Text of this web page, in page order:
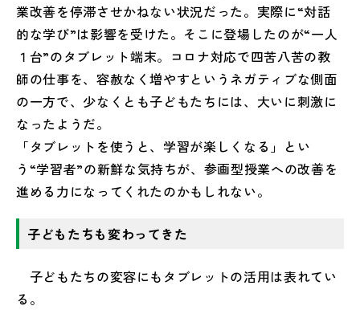
業改善を停滞させかねない状況だった。実際に“対話
的な学び”は影響を受けた。そこに登場したのが“一人
１台”のタブレット端末。コロナ対応で四苦八苦の教
師の仕事を、容赦なく増やすというネガティブな側面
の一方で、少なくとも子どもたちには、大いに刺激に
なったようだ。
「タブレットを使うと、学習が楽しくなる」とい
う“学習者”の新鮮な気持ちが、参画型授業への改善を
進める力になってくれたのかもしれない。
子どもたちも変わってきた
子どもたちの変容にもタブレットの活用は表れてい
る。